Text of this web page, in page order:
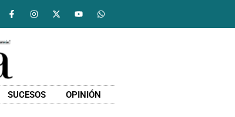
SUCESOS OPINIÓN